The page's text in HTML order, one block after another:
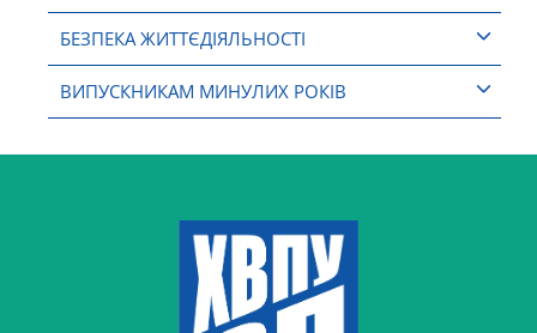
БЕЗПЕКА ЖИТТЄДІЯЛЬНОСТІ
ВИПУСКНИКАМ МИНУЛИХ РОКІВ